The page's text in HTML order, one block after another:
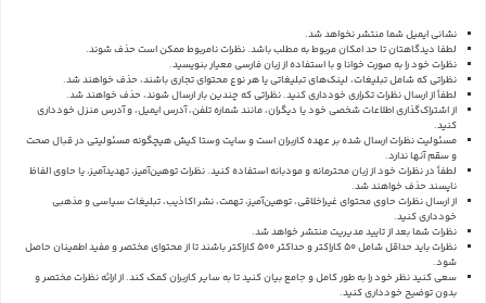
نشانی ایمیل شما منتشر نخواهد شد.
لطفا دیدگاهتان تا حد امکان مربوط به مطلب باشد. نظرات نامربوط ممکن است حذف شوند.
نظرات خود را به صورت خوانا و با استفاده از زبان فارسی معیار بنویسید.
نظراتی که شامل تبلیغات، لینک‌های تبلیغاتی یا هر نوع محتوای تجاری باشند، حذف خواهند شد.
لطفاً از ارسال نظرات تکراری خودداری کنید. نظراتی که چندین بار ارسال شوند، حذف خواهند شد.
از اشتراک‌گذاری اطلاعات شخصی خود یا دیگران، مانند شماره تلفن، آدرس ایمیل، و آدرس منزل خودداری
کنید.
مسئولیت نظرات ارسال شده بر عهده کاربران است و سایت وستا کیش هیچگونه مسئولیتی در قبال صحت
و سقم آنها ندارد.
لطفاً در نظرات خود از زبان محترمانه و مودبانه استفاده کنید. نظرات توهین‌آمیز، تهدیدآمیز، یا حاوی الفاظ
ناپسند حذف خواهند شد.
از ارسال نظرات حاوی محتوای غیراخلاقی، توهین‌آمیز، تهمت، نشر اکاذیب، تبلیغات سیاسی و مذهبی
خودداری کنید.
نظرات شما بعد از تایید مدیریت منتشر خواهد شد.
نظرات باید حداقل شامل 50 کاراکتر و حداکثر 500 کاراکتر باشند تا از محتوای مختصر و مفید اطمینان حاصل
شود.
سعی کنید نظر خود را به طور کامل و جامع بیان کنید تا به سایر کاربران کمک کند.از ارائه نظرات مختصر و
بدون توضیح خودداری کنید.